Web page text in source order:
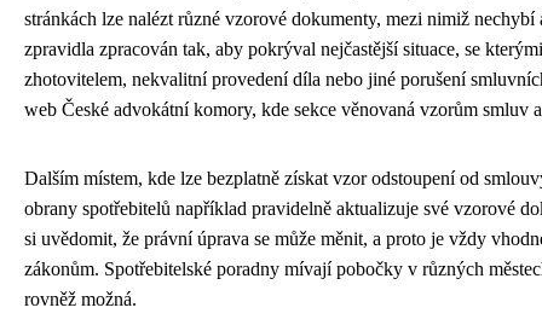
stránkách lze nalézt různé vzorové dokumenty, mezi nimiž
zpravidla zpracován tak, aby pokrýval nejčastější situace, se
zhotovitelem, nekvalitní provedení díla nebo jiné porušení
web České advokátní komory, kde sekce věnovaná vzorům smluv
Dalším místem, kde lze bezplatně získat vzor odstoupení od
obrany spotřebitelů například pravidelně aktualizuje své vzorové
si uvědomit, že právní úprava se může měnit, a proto je vždy
zákonům. Spotřebitelské poradny mívají pobočky v různých
rovněž možná.